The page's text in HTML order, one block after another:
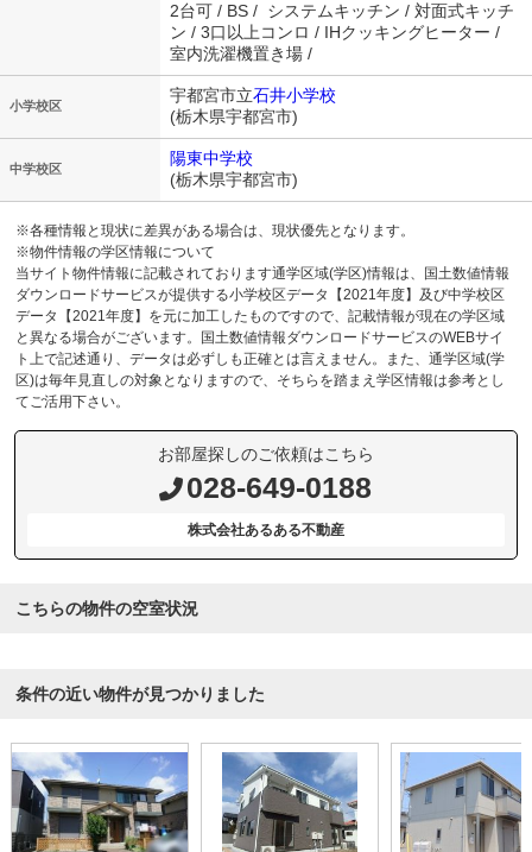
2台可 / BS / システムキッチン / 対面式キッチ
ン / 3口以上コンロ / IHクッキングヒーター /
室内洗濯機置き場 /
小学校区
宇都宮市立石井小学校
(栃木県宇都宮市)
中学校区
陽東中学校
(栃木県宇都宮市)
※各種情報と現状に差異がある場合は、現状優先となります。
※物件情報の学区情報について
当サイト物件情報に記載されております通学区域(学区)情報は、国土数値情報
ダウンロードサービスが提供する小学校区データ【2021年度】及び中学校区
データ【2021年度】を元に加工したものですので、記載情報が現在の学区域
と異なる場合がございます。国土数値情報ダウンロードサービスのWEBサイ
ト上で記述通り、データは必ずしも正確とは言えません。また、通学区域(学
区)は毎年見直しの対象となりますので、そちらを踏まえ学区情報は参考とし
てご活用下さい。
お部屋探しのご依頼はこちら
028-649-0188
株式会社あるある不動産
こちらの物件の空室状況
条件の近い物件が見つかりました